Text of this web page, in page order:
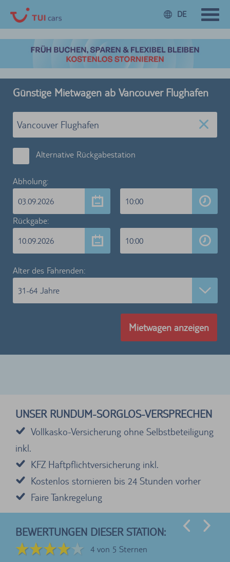
DE
Günstige Mietwagen ab Vancouver Flughafen
Alternative Rückgabestation
Abholung:
03.09.2026
10:00
Rückgabe:
10.09.2026
10:00
Alter des Fahrenden:
31-64 Jahre
Mietwagen anzeigen
UNSER RUNDUM-SORGLOS-VERSPRECHEN
Vollkasko-Versicherung ohne Selbstbeteiligung
inkl.
KFZ Haftpflichtversicherung inkl.
Kostenlos stornieren bis 24 Stunden vorher
Faire Tankregelung
BEWERTUNGEN DIESER STATION:
4 von 5 Sternen